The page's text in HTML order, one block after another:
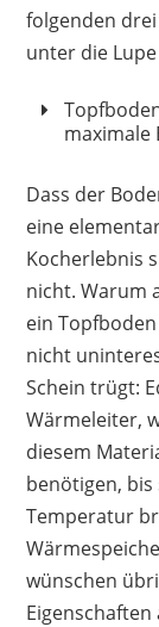
folgenden
unter die
maximale
Dass der
eine
Kocherlebnis
nicht. Warum
ein
nicht
Schein trügt:
Wärmeleiter,
diesem
benötigen,
Temperatur
wünschen